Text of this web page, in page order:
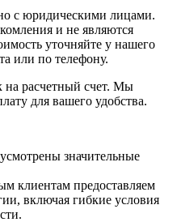
с юридическими лицами.
и не являются
уточняйте у нашего
или по телефону.
на расчетный счет. Мы
для вашего удобства.
значительные
клиентам предоставляем
включая гибкие условия